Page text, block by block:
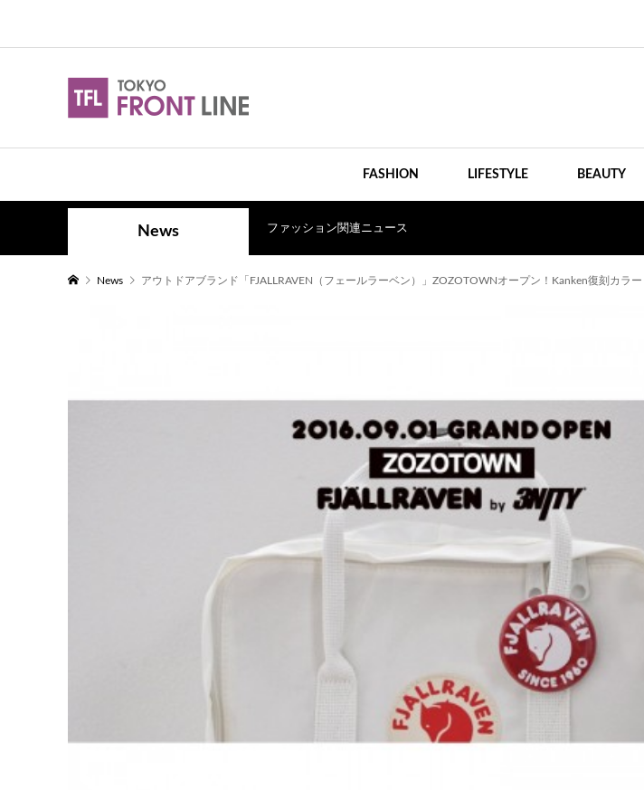
FASHION LIFESTYLE BEAUTY
News ファッション関連ニュース
News アウトドアブランド「FJALLRAVEN（フェールラーベン）」ZOZOTOWNオープン！Kanken復刻カラ